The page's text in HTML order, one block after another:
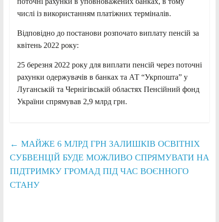
числі із використанням платіжних терміналів.
Відповідно до постанови розпочато виплату пенсій за
квітень 2022 року:
25 березня 2022 року для виплати пенсій через поточні
рахунки одержувачів в банках та АТ “Укрпошта” у
Луганській та Чернігівській областях Пенсійний фонд
України спрямував 2,9 млрд грн.
← МАЙЖЕ 6 МЛРД ГРН ЗАЛИШКІВ ОСВІТНІХ
СУБВЕНЦІЙ БУДЕ МОЖЛИВО СПРЯМУВАТИ НА
ПІДТРИМКУ ГРОМАД ПІД ЧАС ВОЄННОГО
СТАНУ